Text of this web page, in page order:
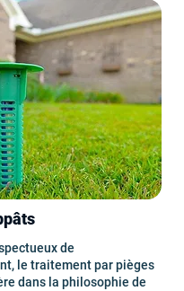
de
le traitement par pièges
dans la philosophie de